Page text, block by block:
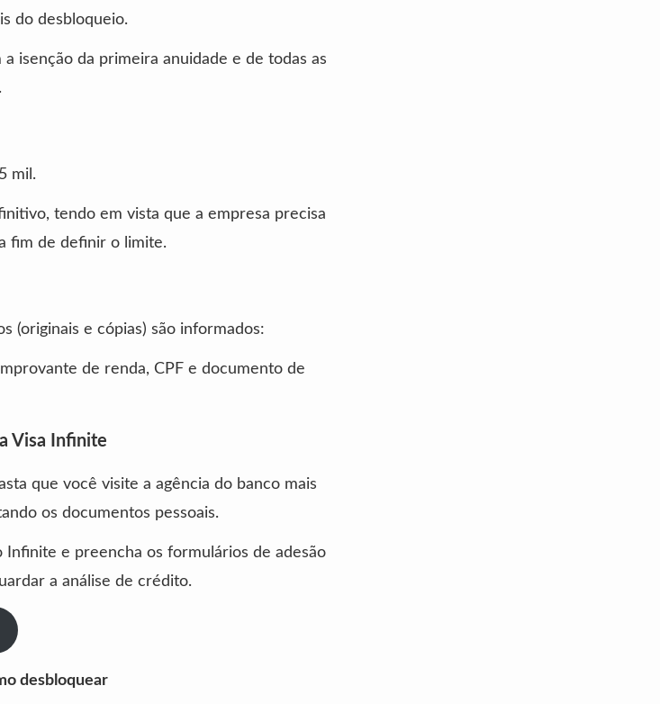
do desbloqueio.
isenção da primeira anuidade e de todas as
mil.
tendo em vista que a empresa precisa
fim de definir o limite.
(originais e cópias) são informados:
de renda, CPF e documento de
Visa Infinite
que você visite a agência do banco mais
os documentos pessoais.
Infinite e preencha os formulários de adesão
a análise de crédito.
desbloquear